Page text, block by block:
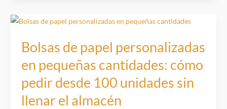
publicitario
sencillo
que
sigue
funcionando
en
Bolsas de papel personalizadas
en pequeñas cantidades: cómo
pedir desde 100 unidades sin
llenar el almacén